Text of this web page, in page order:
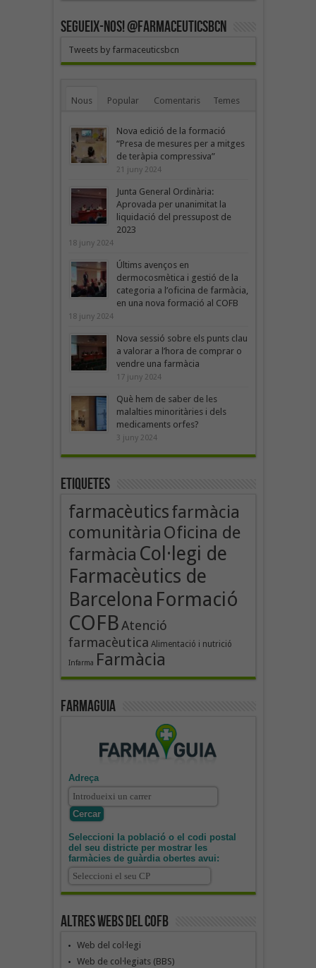
SEGUEIX-NOS! @farmaceuticsbcn
Tweets by farmaceuticsbcn
Nous Popular Comentaris Temes
Nova edició de la formació
“Presa de mesures per a mitges
de teràpia compressiva”
21 juny 2024
Junta General Ordinària:
Aprovada per unanimitat la
liquidació del pressupost de
2023
18 juny 2024
Últims avenços en
dermocosmètica i gestió de la
categoria a l’oficina de farmàcia,
en una nova formació al COFB
18 juny 2024
Nova sessió sobre els punts clau
a valorar a l’hora de comprar o
vendre una farmàcia
17 juny 2024
Què hem de saber de les
malalties minoritàries i dels
medicaments orfes?
3 juny 2024
Etiquetes
farmacèuticsfarmàcia
comunitària Oficina de
farmàcia Col·legi de
Farmacèutics de
Barcelona Formació
COFBAtenció
farmacèutica Alimentació i nutrició
Infarma Farmàcia
Farmaguia
Adreça
Seleccioni la població o el codi postal
del seu districte per mostrar les
farmàcies de guàrdia obertes avui:
Altres webs del COFB
Web del col·legi
Web de col·legiats (BBS)